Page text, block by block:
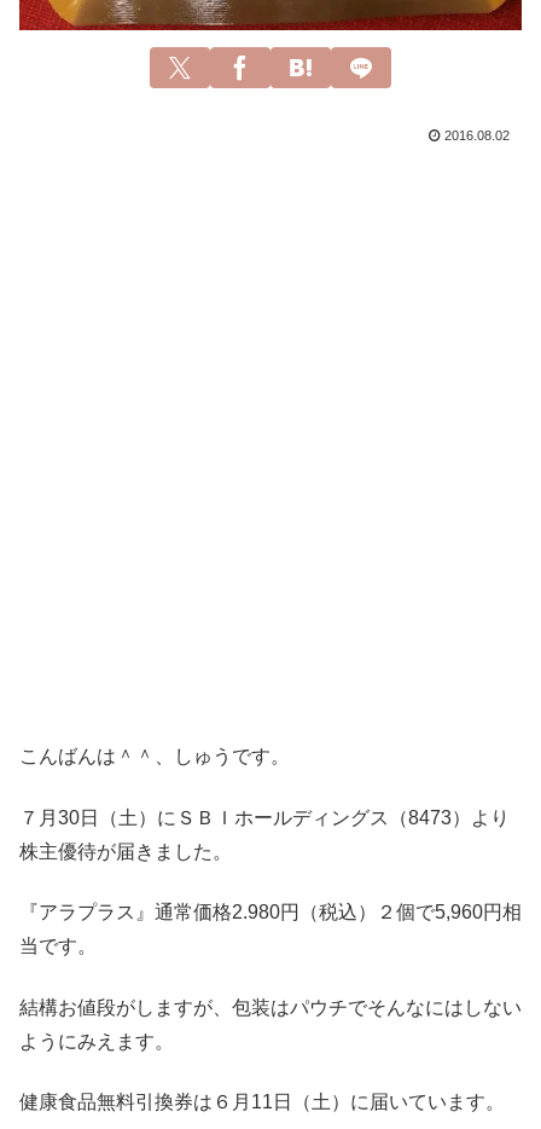
2016.08.02
こんばんは＾＾、しゅうです。
７月30日（土）にＳＢＩホールディングス（8473）より
株主優待が届きました。
『アラプラス』通常価格2.980円（税込）２個で5,960円相
当です。
結構お値段がしますが、包装はパウチでそんなにはしない
ようにみえます。
健康食品無料引換券は６月11日（土）に届いています。